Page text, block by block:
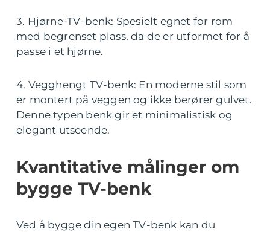
3. Hjørne-TV-benk: Spesielt egnet for rom
med begrenset plass, da de er utformet for å
passe i et hjørne.
4. Vegghengt TV-benk: En moderne stil som
er montert på veggen og ikke berører gulvet.
Denne typen benk gir et minimalistisk og
elegant utseende.
Kvantitative målinger om
bygge TV-benk
Ved å bygge din egen TV-benk kan du